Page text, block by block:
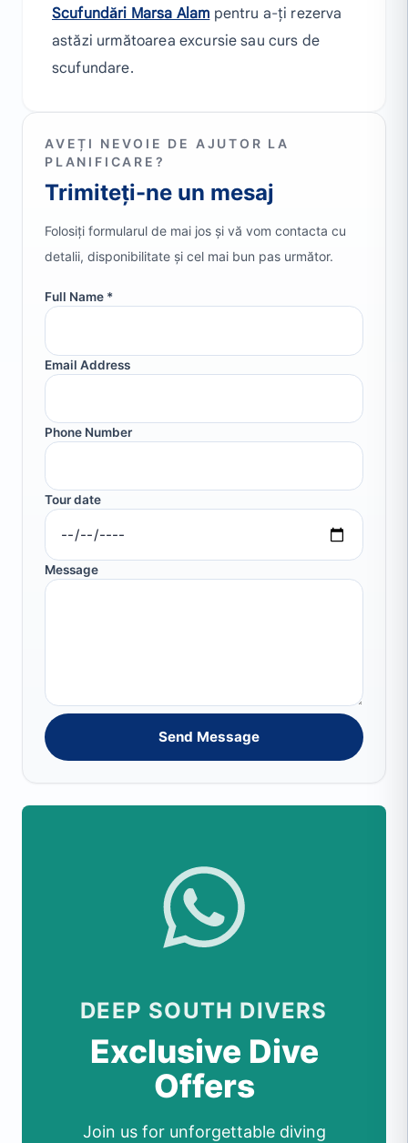
Scufundări Marsa Alam pentru a-ți rezerva
astăzi următoarea excursie sau curs de
scufundare.
AVEȚI NEVOIE DE AJUTOR LA
PLANIFICARE?
Trimiteți-ne un mesaj
Folosiți formularul de mai jos și vă vom contacta cu
detalii, disponibilitate și cel mai bun pas următor.
Full Name *
Email Address
Phone Number
Tour date
Message
Send Message
DEEP SOUTH DIVERS
Exclusive Dive
Offers
Join us for unforgettable diving